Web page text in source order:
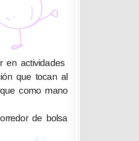
en actividades
que tocan al
como mano
de bolsa